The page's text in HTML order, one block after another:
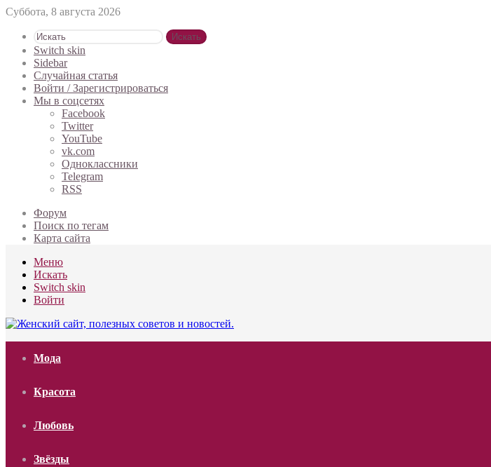
Суббота, 8 августа 2026
Искать
Switch skin
Sidebar
Случайная статья
Войти / Зарегистрироваться
Мы в соцсетях
Facebook
Twitter
YouTube
vk.com
Одноклассники
Telegram
RSS
Форум
Поиск по тегам
Карта сайта
Меню
Искать
Switch skin
Войти
Мода
Красота
Любовь
Звёзды